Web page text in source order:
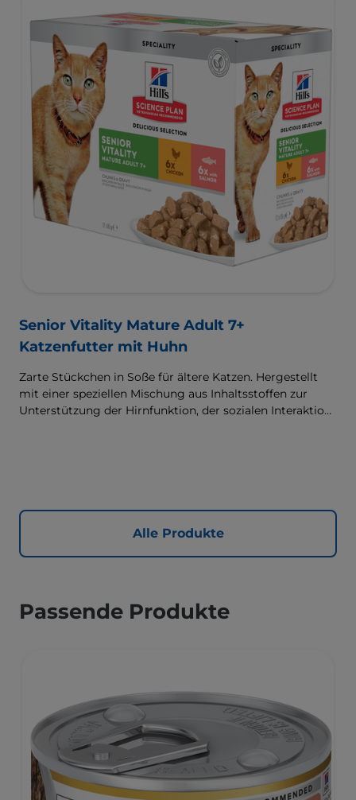
Senior Vitality Mature Adult 7+
Katzenfutter mit Huhn
Zarte Stückchen in Soße für ältere Katzen. Hergestellt
mit einer speziellen Mischung aus Inhaltsstoffen zur
Unterstützung der Hirnfunktion, der sozialen Interaktion
Alle Produkte
Passende Produkte